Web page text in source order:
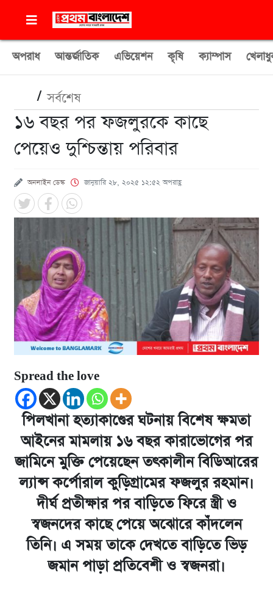
অপরাধ আন্তর্জাতিক এভিয়েশন কৃষি ক্যাম্পাস
/সর্বশেষ
১৬ বছর পর ফজলুরকে কাছে
পেয়েও দুশ্চিন্তায় পরিবার
অনলাইন ডেস্ক জানুয়ারি ২৮, ২০২৫ ১২:৫২ অপরাহ্ণ
Spread the love
পিলখানা হত্যাকাণ্ডের ঘটনায় বিশেষ ক্ষমতা
আইনের মামলায় ১৬ বছর কারাভোগের পর
জামিনে মুক্তি পেয়েছেন তৎকালীন বিডিআরের
ল্যান্স কর্পোরাল কুড়িগ্রামের ফজলুর রহমান।
দীর্ঘ প্রতীক্ষার পর বাড়িতে ফিরে স্ত্রী ও
স্বজনদের কাছে পেয়ে অঝোরে কাঁদলেন
তিনি। এ সময় তাকে দেখতে বাড়িতে ভিড়
জমান পাড়া প্রতিবেশী ও স্বজনরা।